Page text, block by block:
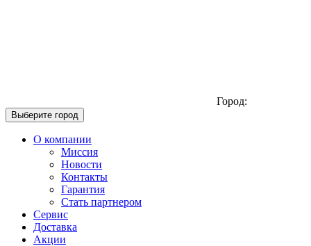
Город:
Выберите город
О компании
Миссия
Новости
Контакты
Гарантия
Стать партнером
Сервис
Доставка
Акции